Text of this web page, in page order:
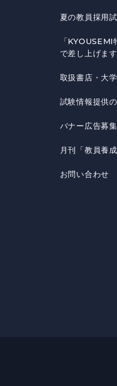
夏の教員採用
「
で差し上げます
取扱書店・大
試験情報提供
バナー広告募
月刊「教員養
お問い合わせ